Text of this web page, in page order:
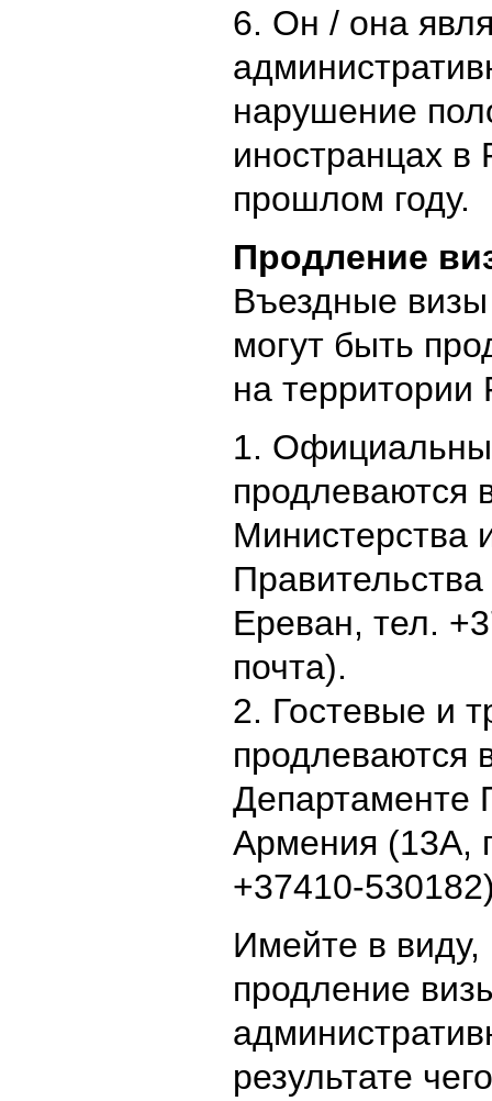
6. Он / она
нарушение
иностранцах в
прошлом году.
Продление
Въездные
могут быть
на территории
1.
продлеваются
Министерства
Ереван, тел.
почта).
2. Гостевые и
продлеваются
Департаменте
Армения (13A,
+37410-
Имейте в
продление
результате